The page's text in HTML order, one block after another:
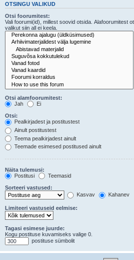
OTSINGU VALIKUD
Otsi foorumitest:
Vali foorumi(id), millest soovid otsida. Alafoorumitest
valikut siin all ei keela.
Otsi alamfoorumitest:
Jah
Ei
Otsi:
Pealkirjadest ja postitustest
Ainult postitustest
Teema pealkirjadest ainult
Teemade esimesed postitused ainult
Näita tulemusi:
Postitusi
Teemasid
Sorteeri vastused:
Kasvav
Kahanev
Limiteeri vastuseid eelmise:
Tagasi esimese juurde:
Kogu postituse kuvamiseks valige 0.
postituse sümbolit